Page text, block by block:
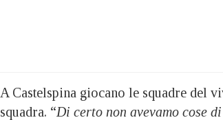
A Castelspina giocano le squadre del
squadra. “Di certo non avevamo cose